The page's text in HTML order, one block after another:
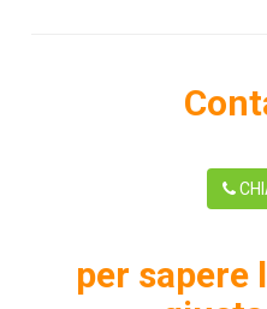
per sapere